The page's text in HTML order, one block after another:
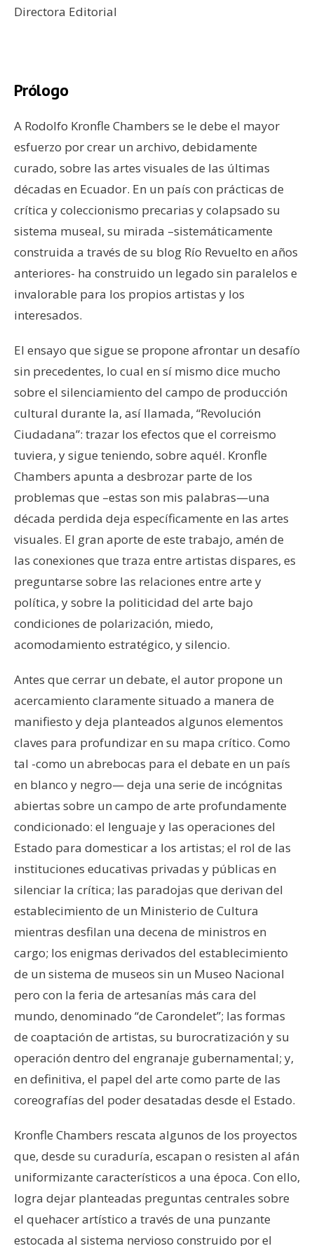
Directora Editorial
Prólogo
A Rodolfo Kronfle Chambers se le debe el mayor
esfuerzo por crear un archivo, debidamente
curado, sobre las artes visuales de las últimas
décadas en Ecuador. En un país con prácticas de
crítica y coleccionismo precarias y colapsado su
sistema museal, su mirada –sistemáticamente
construida a través de su blog Río Revuelto en años
anteriores- ha construido un legado sin paralelos e
invalorable para los propios artistas y los
interesados.
El ensayo que sigue se propone afrontar un desafío
sin precedentes, lo cual en sí mismo dice mucho
sobre el silenciamiento del campo de producción
cultural durante la, así llamada, “Revolución
Ciudadana”: trazar los efectos que el correismo
tuviera, y sigue teniendo, sobre aquél. Kronfle
Chambers apunta a desbrozar parte de los
problemas que –estas son mis palabras—una
década perdida deja específicamente en las artes
visuales. El gran aporte de este trabajo, amén de
las conexiones que traza entre artistas dispares, es
preguntarse sobre las relaciones entre arte y
política, y sobre la politicidad del arte bajo
condiciones de polarización, miedo,
acomodamiento estratégico, y silencio.
Antes que cerrar un debate, el autor propone un
acercamiento claramente situado a manera de
manifiesto y deja planteados algunos elementos
claves para profundizar en su mapa crítico. Como
tal -como un abrebocas para el debate en un país
en blanco y negro— deja una serie de incógnitas
abiertas sobre un campo de arte profundamente
condicionado: el lenguaje y las operaciones del
Estado para domesticar a los artistas; el rol de las
instituciones educativas privadas y públicas en
silenciar la crítica; las paradojas que derivan del
establecimiento de un Ministerio de Cultura
mientras desfilan una decena de ministros en
cargo; los enigmas derivados del establecimiento
de un sistema de museos sin un Museo Nacional
pero con la feria de artesanías más cara del
mundo, denominado “de Carondelet”; las formas
de coaptación de artistas, su burocratización y su
operación dentro del engranaje gubernamental; y,
en definitiva, el papel del arte como parte de las
coreografías del poder desatadas desde el Estado.
Kronfle Chambers rescata algunos de los proyectos
que, desde su curaduría, escapan o resisten al afán
uniformizante característicos a una época. Con ello,
logra dejar planteadas preguntas centrales sobre
el quehacer artístico a través de una punzante
estocada al sistema nervioso construido por el